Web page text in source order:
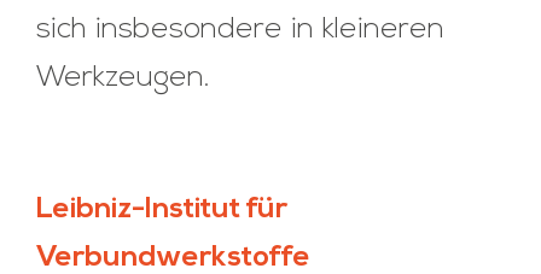
sich insbesondere in kleineren
Werkzeugen.
Leibniz-Institut für
Verbundwerkstoffe